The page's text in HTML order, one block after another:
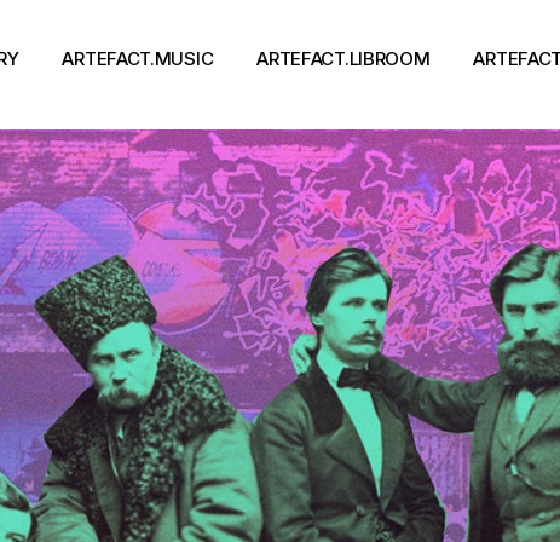
ARTEFACT.MUSIC
Виконавці
Альбоми
Концерти
ARTEFACT.LIBROOM
Книги
Письменники
Події